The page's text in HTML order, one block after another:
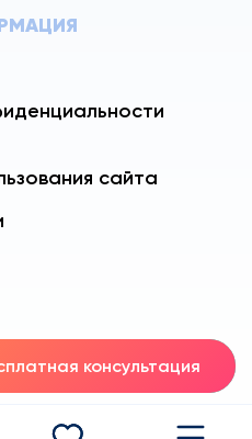
сайта
консультация